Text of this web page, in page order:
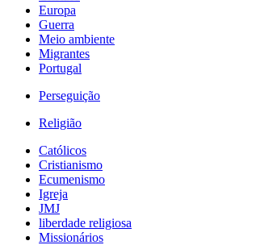
Europa
Guerra
Meio ambiente
Migrantes
Portugal
Perseguição
Religião
Católicos
Cristianismo
Ecumenismo
Igreja
JMJ
liberdade religiosa
Missionários